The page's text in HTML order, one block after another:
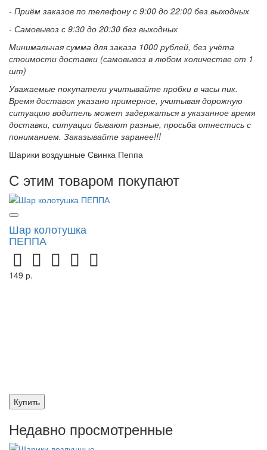
- Приём заказов по телефону с 9:00 до 22:00 без выходных
- Самовывоз с 9:30 до 20:30 без выходных
Минимальная сумма для заказа 1000 рублей, без учёта
стоимости доставки (самовывоз в любом количестве от 1
шт)
Уважаемые покупатели учитывайте пробки в часы пик.
Время доставок указано примерное, учитывая дорожную
ситуацию водитель может задержаться в указанное время
доставки, ситуации бывают разные, просьба отнестись с
пониманием. Заказывайте заранее!!!
Шарики воздушные Свинка Пеппа
С этим товаром покупают
Шар колотушка
ПЕППА
149 р.
Купить
Недавно просмотренные